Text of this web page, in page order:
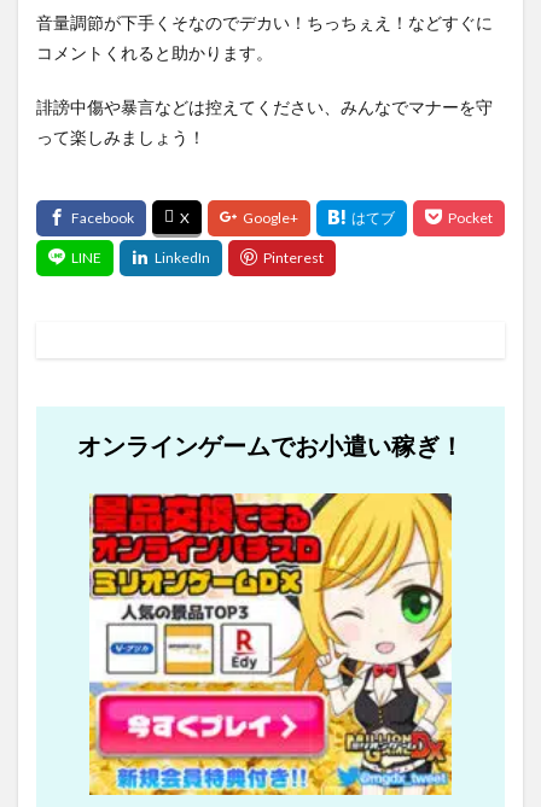
音量調節が下手くそなのでデカい！ちっちぇえ！などすぐに
コメントくれると助かります。
誹謗中傷や暴言などは控えてください、みんなでマナーを守
って楽しみましょう！
オンラインゲームでお小遣い稼ぎ！